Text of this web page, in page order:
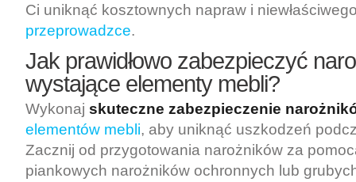
Ci uniknąć kosztownych napraw i
przeprowadzce.
Jak prawidłowo zabezpieczyć
wystające elementy mebli?
Wykonaj skuteczne zabezpieczenie
elementów mebli, aby uniknąć uszkodzeń
Zacznij od przygotowania narożników za
piankowych narożników ochronnych lub